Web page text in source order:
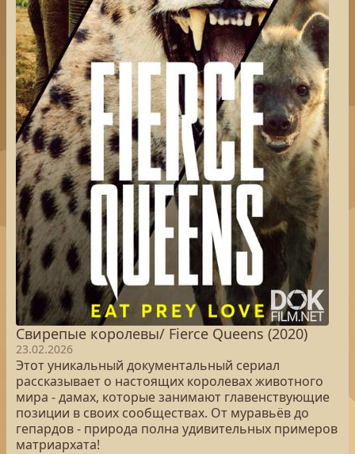
Свирепые королевы/ Fierce Queens (2020)
23.02.2026
Этот уникальный документальный сериал
рассказывает о настоящих королевах животного
мира - дамах, которые занимают главенствующие
позиции в своих сообществах. От муравьёв до
гепардов - природа полна удивительных примеров
матриархата!